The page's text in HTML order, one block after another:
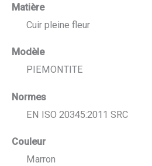
Matière
Cuir pleine fleur
Modèle
PIEMONTITE
Normes
EN ISO 20345:2011 SRC
Couleur
Marron